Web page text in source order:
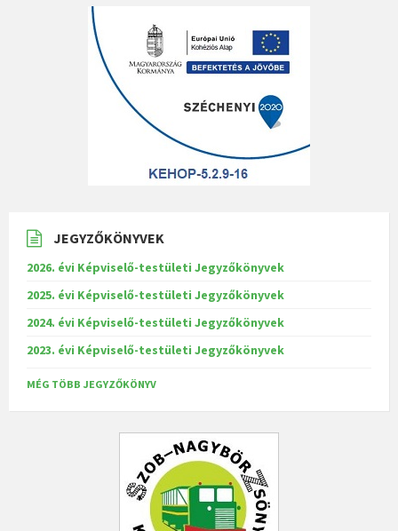
JEGYZŐKÖNYVEK
2026. évi Képviselő-testületi Jegyzőkönyvek
2025. évi Képviselő-testületi Jegyzőkönyvek
2024. évi Képviselő-testületi Jegyzőkönyvek
2023. évi Képviselő-testületi Jegyzőkönyvek
MÉG TÖBB JEGYZŐKÖNYV